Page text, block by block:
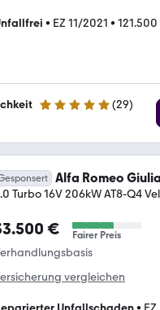
• EZ 11/2021 • 121.500
5 Sterne (29)
Alfa Romeo Giulia
Turbo 16V 206kW AT8-Q4
€ Fairer Preis
vergleichen